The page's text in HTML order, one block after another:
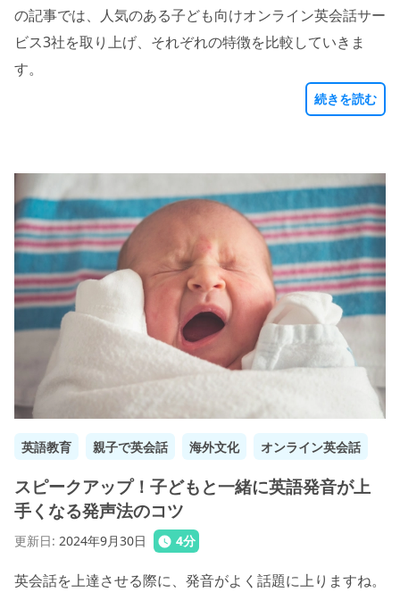
の記事では、人気のある子ども向けオンライン英会話サー
ビス3社を取り上げ、それぞれの特徴を比較していきま
す。
続きを読む
英語教育 親子で英会話 海外文化 オンライン英会話
スピークアップ！子どもと一緒に英語発音が上
手くなる発声法のコツ
更新日: 2024年9月30日 4分
英会話を上達させる際に、発音がよく話題に上りますね。